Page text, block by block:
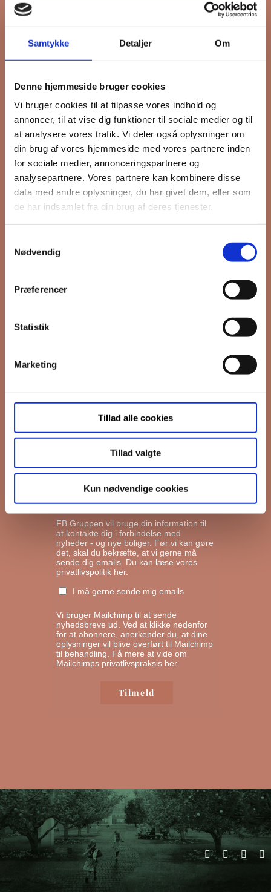
Samtykke Detaljer Om
Denne hjemmeside bruger cookies
Vi bruger cookies til at tilpasse vores indhold og
annoncer, til at vise dig funktioner til sociale medier og til
at analysere vores trafik. Vi deler også oplysninger om
din brug af vores hjemmeside med vores partnere inden
for sociale medier, annonceringspartnere og
analysepartnere. Vores partnere kan kombinere disse
data med andre oplysninger, du har givet dem, eller som
de har indsamlet fra din brug af deres tjenester.
Nødvendig
Præferencer
Statistik
Marketing
Tillad alle cookies
Tillad valgte
Kun nødvendige cookies
Tilmeld dig FB
nyhedsbrev
Hold dig opdateret på hvad der sker
på Grønttorvet. I vores nyhedsbrev
sender vi blandt andet invitation til
VIP Åbent Hus, når vi sætter nye
boliger til salg og udlejning, så du
Interesseret i
Ejerboliger
Lejeboliger
Andelsboliger
Markedsføringstilladelse
FB Gruppen vil bruge din information til
at kontakte dig i forbindelse med
nyheder - og nye boliger. Før vi kan gøre
det, skal du bekræfte, at vi gerne må
sende dig emails. Du kan læse vores
privatlivspolitik her.
I må gerne sende mig emails
Vi bruger Mailchimp til at sende
nyhedsbreve ud. Ved at klikke nedenfor
for at abonnere, anerkender du, at dine
oplysninger vil blive overført til Mailchimp
til behandling. Få mere at vide om
Mailchimps privatlivspraksis her.